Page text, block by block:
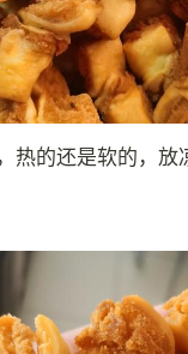
热的还是软的，放